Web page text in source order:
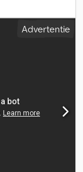
opties en
voor =
Aanvullende
meer
Advertentie